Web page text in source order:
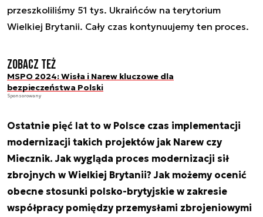
przeszkoliliśmy 51 tys. Ukraińców na terytorium
Wielkiej Brytanii. Cały czas kontynuujemy ten proces.
Zobacz też
MSPO 2024: Wisła i Narew kluczowe dla
bezpieczeństwa Polski
Sponsorowany
Ostatnie pięć lat to w Polsce czas implementacji
modernizacji takich projektów jak Narew czy
Miecznik. Jak wygląda proces modernizacji sił
zbrojnych w Wielkiej Brytanii? Jak możemy ocenić
obecne stosunki polsko-brytyjskie w zakresie
współpracy pomiędzy przemysłami zbrojeniowymi